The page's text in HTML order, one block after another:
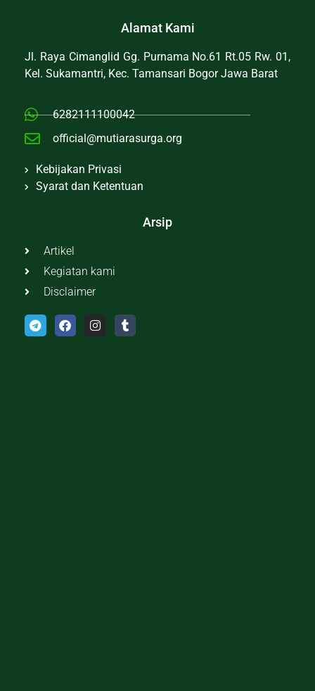
Alamat Kami
Jl. Raya Cimanglid Gg. Purnama No.61 Rt.05 Rw. 01,
Kel. Sukamantri, Kec. Tamansari Bogor Jawa Barat
6282111100042
official@mutiarasurga.org
Kebijakan Privasi
Syarat dan Ketentuan
Arsip
Artikel
Kegiatan kami
Disclaimer